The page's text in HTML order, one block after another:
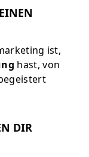
ist,
hast, von
DIR